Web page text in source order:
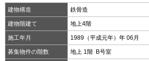
建物構造 鉄骨造
建物階建て 地上4階
施工年月 1989（平成元年）年 06月
募集物件の階数 地上 1階 B号室